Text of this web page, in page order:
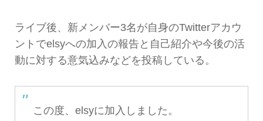
ライブ後、新メンバー3名が自身のTwitterアカウ
ントでelsyへの加入の報告と自己紹介や今後の活
動に対する意気込みなどを投稿している。
この度、elsyに加入しました。